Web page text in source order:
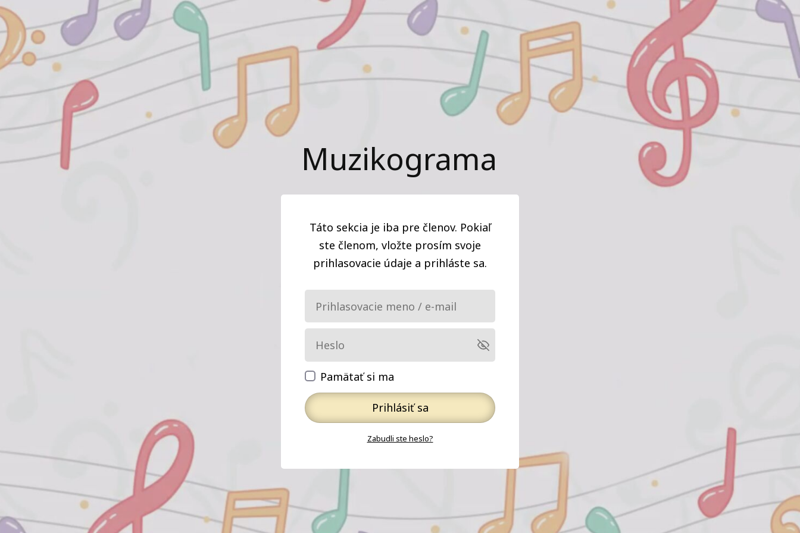
Muzikograma
Táto sekcia je iba pre členov. Pokiaľ
ste členom, vložte prosím svoje
prihlasovacie údaje a prihláste sa.
Pamätať si ma
Prihlásiť sa
Zabudli ste heslo?